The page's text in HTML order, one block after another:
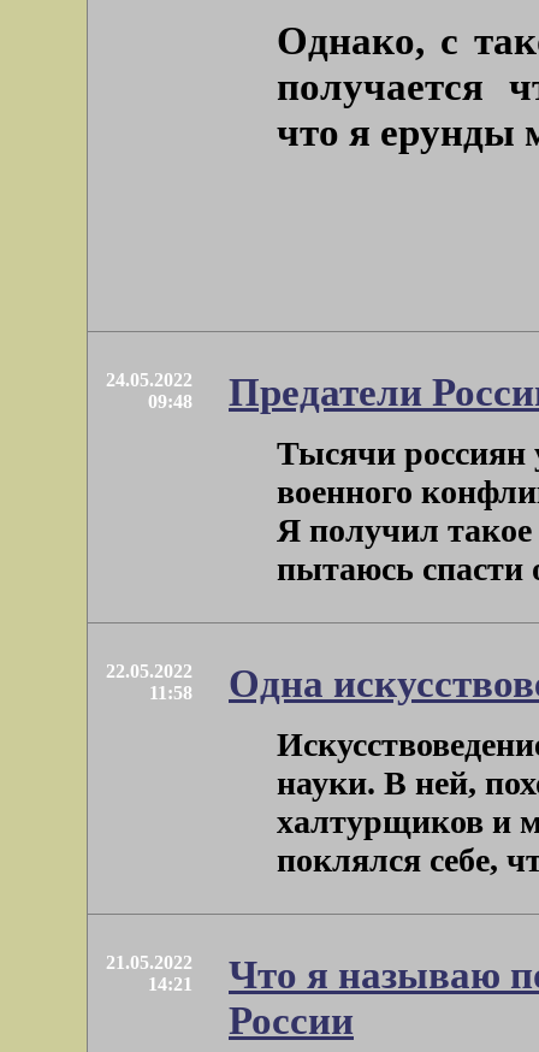
Однако, с
получается
что я ерунды
24.05.2022
09:48
Предатели
Тысячи россиян
военного
Я получил такое
пытаюсь спасти
22.05.2022
11:58
Одна
науки. В ней,
халтурщиков и
поклялся себе,
21.05.2022
14:21
Что я называю
России